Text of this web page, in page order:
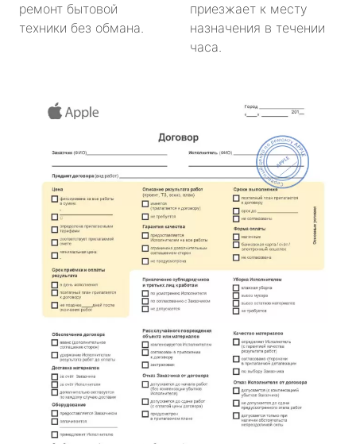
ремонт бытовой
техники без обмана.
приезжает к месту
назначения в течении
часа.